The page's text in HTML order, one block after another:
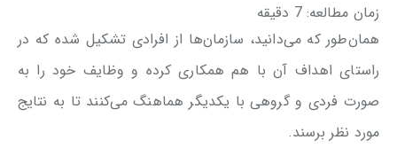
زمان مطالعه: 7 دقیقه
همان‌طور که می‌دانید، سازمان‌ها از افرادی تشکیل شده که در
راستای اهداف آن با هم همکاری کرده و وظایف خود را به
صورت فردی و گروهی با یکدیگر هماهنگ می‌کنند تا به نتایج
مورد نظر برسند.